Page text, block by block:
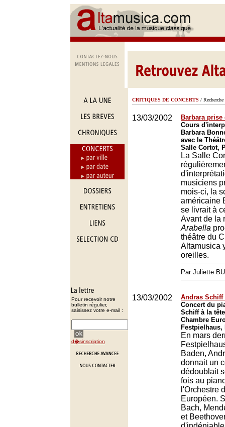
Pour recevoir notre
bulletin régulier,
saisissez votre e-mail :
d�sinscription
CRITIQUES DE CONCERTS / Recherche
13/03/2002
Barbara prise
Cours
Barbara
avec le
Salle Cortot,
La Salle
musiciens
mois-ci, la
américaine
se livrait à
Avant de la
Arabella
théâtre du
Altamusica
oreilles.
Par Juliette
13/03/2002
Andras Schiff
Concert du
Schiff à la
Chambre
Festpielhaus,
En mars
Baden,
donnait un
dédoublait
fois au
l'Orchestre
Européen.
Bach,
et